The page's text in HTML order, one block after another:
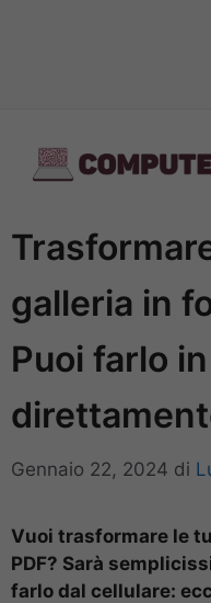
contenuto
galleria in
Puoi farlo
Gennaio 22, 2024 di
Vuoi trasformare le
PDF? Sarà
farlo dal cellulare: